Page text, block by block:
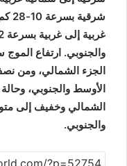
والجنوبي. ارتفاع
الجزء الشمالي، ومن
الأوسط والجنوبي،
الشمالي وخفيف إلى
والجنوبي.